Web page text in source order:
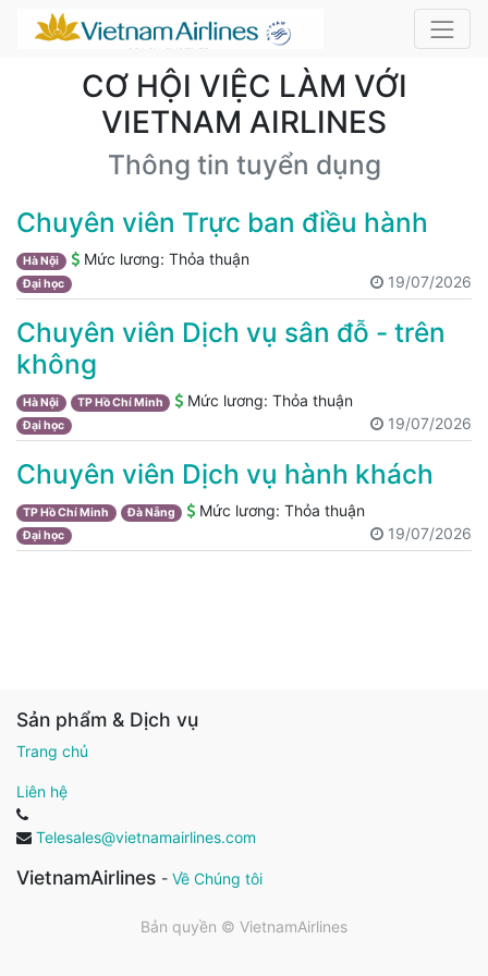
CƠ HỘI VIỆC LÀM VỚI
VIETNAM AIRLINES
Thông tin tuyển dụng
Chuyên viên Trực ban điều hành
Hà Nội Mức lương: Thỏa thuận
Đại học 19/07/2026
Chuyên viên Dịch vụ sân đỗ - trên
không
Hà Nội TP Hồ Chí Minh Mức lương:Thỏa thuận
Đại học 19/07/2026
Chuyên viên Dịch vụ hành khách
TP Hồ Chí Minh Đà Nẵng Mức lương:Thỏa thuận
Đại học 19/07/2026
Sản phẩm & Dịch vụ
Trang chủ
Liên hệ
Telesales@vietnamairlines.com
VietnamAirlines - Về Chúng tôi
Bản quyền © VietnamAirlines